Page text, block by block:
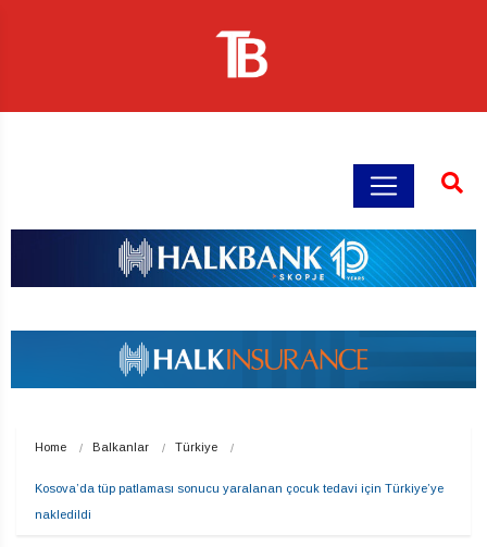
Home Balkanlar Türkiye
Kosova’da tüp patlaması sonucu yaralanan çocuk tedavi için Türkiye’ye
nakledildi